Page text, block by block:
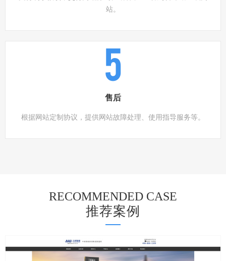
站。
5
售后
根据网站定制协议，提供网站故障处理、使用指导服务等。
RECOMMENDED CASE
推荐案例